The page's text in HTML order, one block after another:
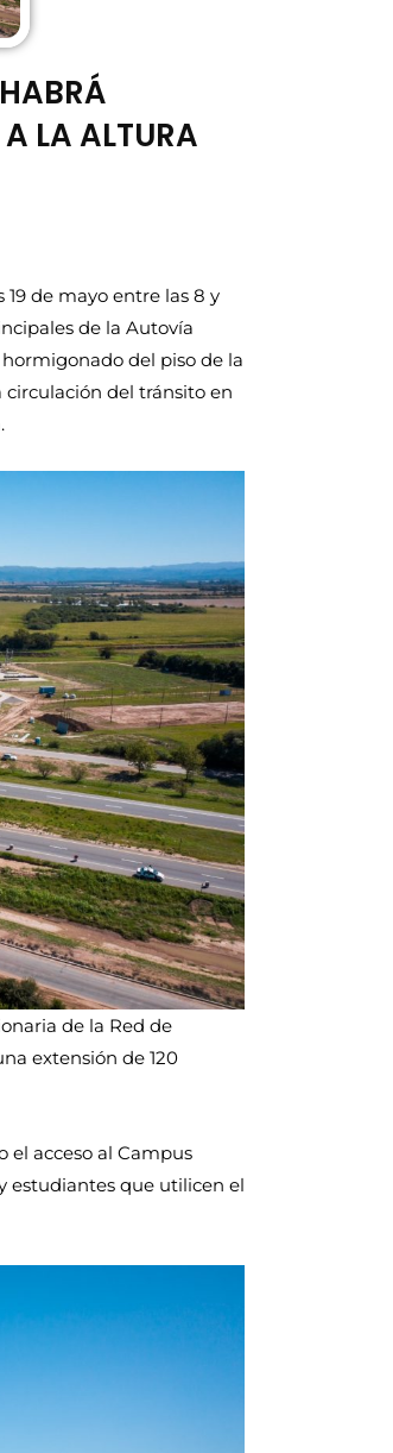
LA ALTURA
de mayo entre las 8 y
de la Autovía
del piso de la
del tránsito en
de la Red de
extensión de 120
el acceso al Campus
estudiantes que utilicen el